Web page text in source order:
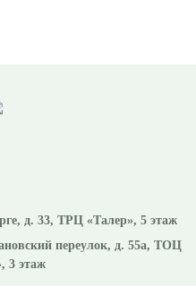
д. 33, ТРЦ «Талер», 5 этаж
переулок, д. 55а, ТОЦ
3 этаж